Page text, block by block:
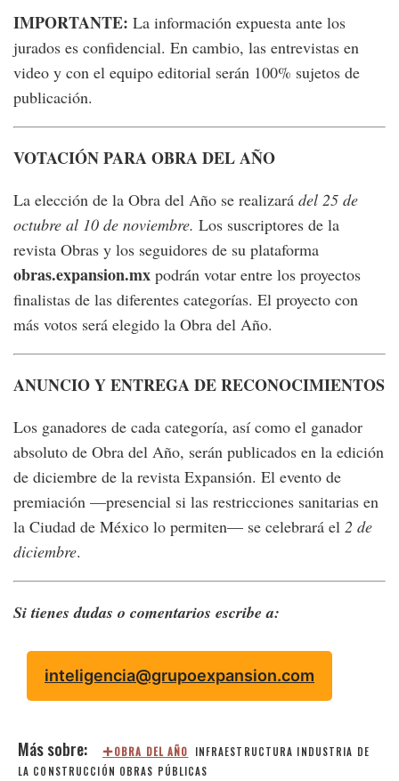
IMPORTANTE: La información expuesta ante los
jurados es confidencial. En cambio, las entrevistas en
video y con el equipo editorial serán 100% sujetos de
publicación.
VOTACIÓN PARA OBRA DEL AÑO
La elección de la Obra del Año se realizará del 25 de
octubre al 10 de noviembre. Los suscriptores de la
revista Obras y los seguidores de su plataforma
obras.expansion.mx podrán votar entre los proyectos
finalistas de las diferentes categorías. El proyecto con
más votos será elegido la Obra del Año.
ANUNCIO Y ENTREGA DE RECONOCIMIENTOS
Los ganadores de cada categoría, así como el ganador
absoluto de Obra del Año, serán publicados en la edición
de diciembre de la revista Expansión. El evento de
premiación —presencial si las restricciones sanitarias en
la Ciudad de México lo permiten— se celebrará el 2 de
diciembre.
Si tienes dudas o comentarios escribe a:
inteligencia@grupoexpansion.com
OBRA DEL AÑO INFRAESTRUCTURA INDUSTRIA DE
LA CONSTRUCCIÓN OBRAS PÚBLICAS